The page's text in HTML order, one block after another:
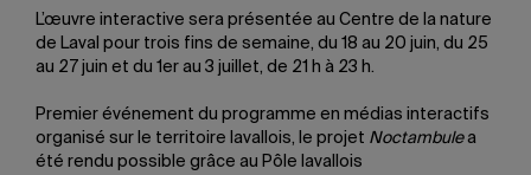
L’œuvre interactive sera présentée au Centre de la nature
de Laval pour trois fins de semaine, du 18 au 20 juin, du 25
au 27 juin et du 1er au 3 juillet, de 21 h à 23 h.
Premier événement du programme en médias interactifs
organisé sur le territoire lavallois, le projet Noctambulea
été rendu possible grâce au Pôle lavallois